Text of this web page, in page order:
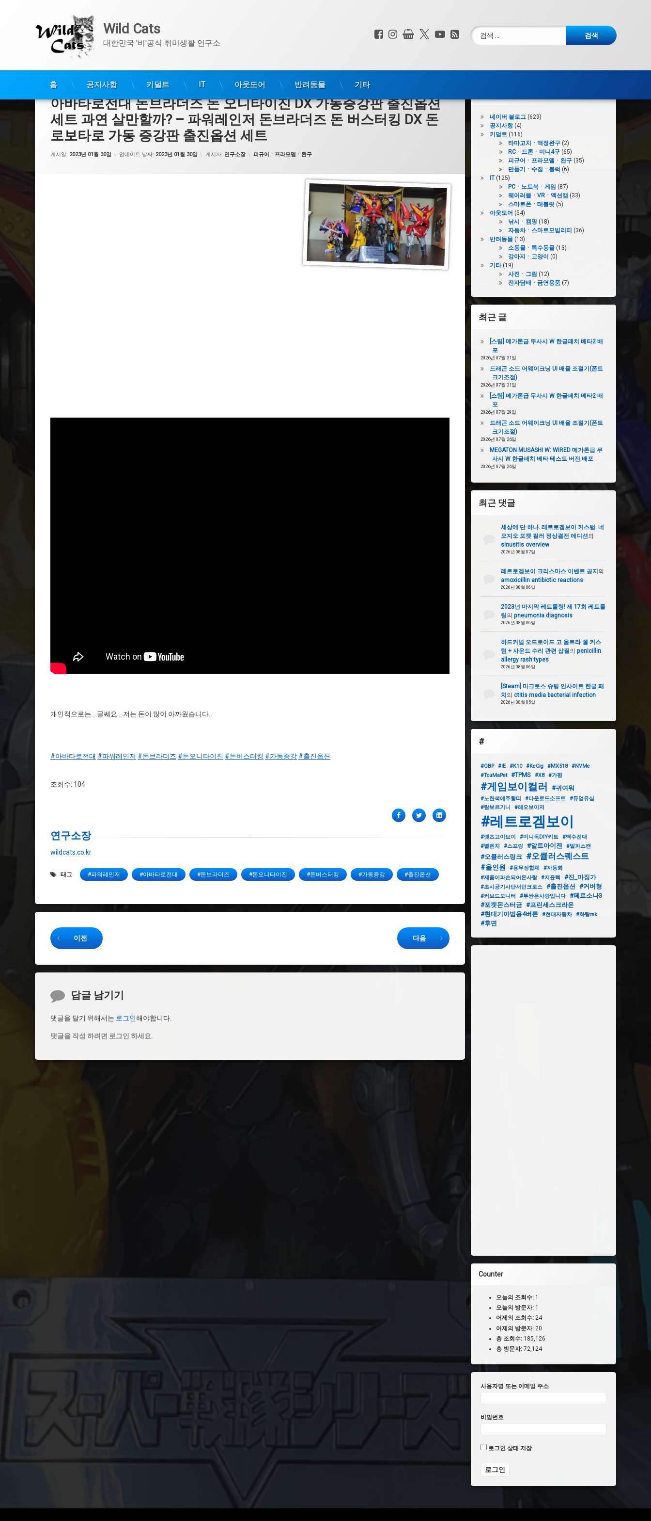
콘
Wild Cats
대한민국 '비'공식 취미생활 연구소 전화 :
페이스북
인스타그램
상점 X.com
YouTube
RSS검색:
홈 공지사항 키덜트 IT 아웃도어 반려동물 기타
아바타로전대 돈브라더즈 돈 오니타이진 DX 가동증강판 출진옵션
세트 과연 살만할까? – 파워레인저 돈브라더즈 돈 버스터킹 DX 돈
로보타로 가동 증강판 출진옵션 세트
게시일: 2023년 01월 30일 업데이트 날짜: 2023년 01월 30일 게시자: 연구소장 카테고리:
피규어ㆍ프라모델ㆍ완구
개인적으로는… 글쎄요… 저는 돈이 많이 아까웠습니다.
#아바타로전대 #파워레인저 #돈브라더즈 #돈오니타이진 #돈버스터킹 #가동증강 #출진옵션
조회수: 104
페이스북Twitter링크드인
연구소장
wildcats.co.kr
태그 #파워레인저 #아바타로전대 #돈브라더즈 #돈오니타이진 #돈버스터킹 #가동증강 #출진옵션
Keep Reading
이전 다음
댓글 답글 남기기
댓글을 달기 위해서는 로그인해야합니다.
댓글을 작성 하려면 로그인 하세요.
네이버 블로그(629)
공지사항(4)
키덜트(116)
타마고치ㆍ액정완구(2)
RCㆍ드론ㆍ미니4구(65)
피규어ㆍ프라모델ㆍ완구(35)
만들기ㆍ수집ㆍ블럭 (6)
IT(125)
PCㆍ노트북ㆍ게임 (87)
웨어러블ㆍVRㆍ액션캠 (33)
스마트폰ㆍ태블릿 (5)
아웃도어 (54)
낚시ㆍ캠핑 (18)
자동차ㆍ스마트모빌리티 (36)
반려동물(13)
소동물ㆍ특수동물(13)
강아지ㆍ고양이 (0)
기타(19)
사진ㆍ그림 (12)
전자담배ㆍ금연용품(7)
최근 글
[스팀] 메가톤급 무사시 W 한글패치 베타2 배
포
2026년 07월 31일
드래곤 소드 어웨이크닝 UI 배율 조절기(폰트
크기조절)
2026년 07월 31일
[스팀] 메가톤급 무사시 W 한글패치 베타2 배
포
2026년 07월 29일
드래곤 소드 어웨이크닝 UI 배율 조절기(폰트
크기조절)
2026년 07월 26일
MEGATON MUSASHI W: WIRED 메가톤급 무
사시 W 한글패치 베타 테스트 버전 배포
2026년 07월 26일
최근 댓글
세상에 단 하나. 레트로겜보이 커스텀. 네
오지오 포켓 컬러 정상결전 에디션의
sinusitis overview
2026년 08월 07일
레트로겜보이 크리스마스 이벤트 공지의
amoxicillin antibiotic reactions
2026년 08월 06일
2023년 마지막 레트롤링! 제 17회 레트롤
링의 pneumonia diagnosis
2026년 08월 06일
하드커널 오드로이드 고 울트라 쉘 커스
텀 + 사운드 수리 관련 삽질의 penicillin
allergy rash types
2026년 08월 06일
[Steam] 마크로스 슈팅 인사이트 한글 패
치의 otitis media bacterial infection
2026년 08월 05일
#
#GBP #IE #K10 #KeCig #MX518
#NVMe
#TouMaPet
#TPMS #X8 #가평
#게임보이컬러 #귀여워
#노란색에주황띠 #다운로드소프트
#듀얼유심
#람보르기니
#레오보이저
#레트로겜보이
#렛츠고이브이 #미니독DIY키트
#백수전대
#별렌치
#스프링 #알트아이젠 #알파스캔
#오큘러스링크 #오큘러스퀘스트
#올인원 #용무장합체
#자동화
#제품이파손되어온사람
#지윤텍 #진_마징가
#초시공기사단서던크로스 #출진옵션 #커버형
#커브드모니터 #투싼은사랑입니다
#페르소나3
#포켓몬스터금 #프린세스크라운
#현대기아범용4버튼
#현대자동차 #화랑mk
#후면
Counter
오늘의 조회수: 1
오늘의 방문자: 1
어제의 조회수: 24
어제의 방문자: 20
총 조회수: 185,126
총 방문자: 72,124
사용자명 또는 이메일 주소
비밀번호
로그인 상태 저장